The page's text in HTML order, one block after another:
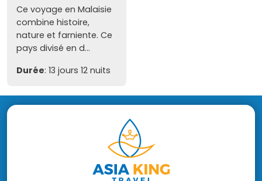
Ce voyage en Malaisie
combine histoire,
nature et farniente. Ce
pays divisé en d...
Durée: 13 jours 12 nuits